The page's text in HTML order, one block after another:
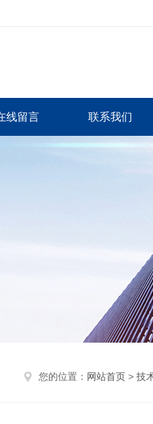
线留言 联系我们
您的位置： 网站首页 > 技